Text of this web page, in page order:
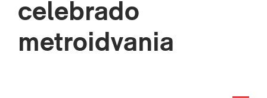
celebrado
metroidvania